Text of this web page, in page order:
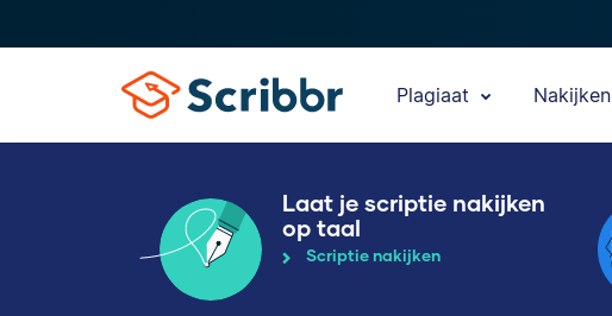
Plagiaat Nakijken
Laat je scriptie nakijken
op taal
Scriptie nakijken